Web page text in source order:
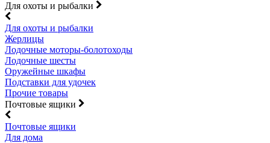
Для охоты и рыбалки
Для охоты и рыбалки
Жерлицы
Лодочные моторы-болотоходы
Лодочные шесты
Оружейные шкафы
Подставки для удочек
Прочие товары
Почтовые ящики
Почтовые ящики
Для дома